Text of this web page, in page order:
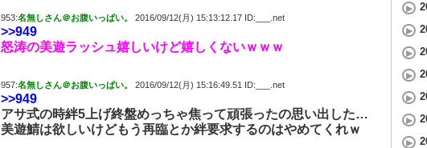
953:名無しさん＠お腹いっぱい。 2016/09/12(月) 15:13:12.17 ID:___.net
>>949
怒涛の美遊ラッシュ嬉しいけど嬉しくないｗｗｗ
957:名無しさん＠お腹いっぱい。 2016/09/12(月) 15:16:49.51 ID:___.net
>>949
アサ式の時絆5上げ終盤めっちゃ焦って頑張ったの思い出した…
美遊鯖は欲しいけどもう再臨とか絆要求するのはやめてくれｗ